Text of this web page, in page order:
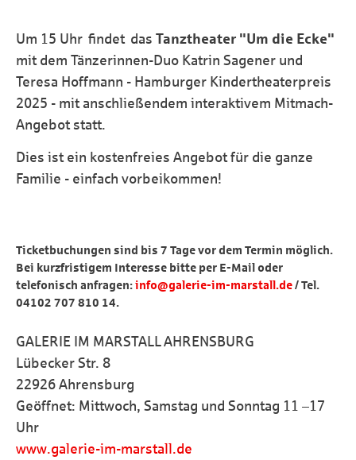
Um 15 Uhr findet das Tanztheater "Um die Ecke"
mit dem Tänzerinnen-Duo Katrin Sagener und
Teresa Hoffmann - Hamburger Kindertheaterpreis
2025 - mit anschließendem interaktivem Mitmach-
Angebot statt.
Dies ist ein kostenfreies Angebot für die ganze
Familie - einfach vorbeikommen!
Ticketbuchungen sind bis 7 Tage vor dem Termin möglich.
Bei kurzfristigem Interesse bitte per E-Mail oder
telefonisch anfragen:info@galerie-im-marstall.de/ Tel.
04102 707 810 14.
GALERIE IM MARSTALL AHRENSBURG
Lübecker Str. 8
22926 Ahrensburg
Geöffnet: Mittwoch, Samstag und Sonntag 11 –17
Uhr
www.galerie-im-marstall.de